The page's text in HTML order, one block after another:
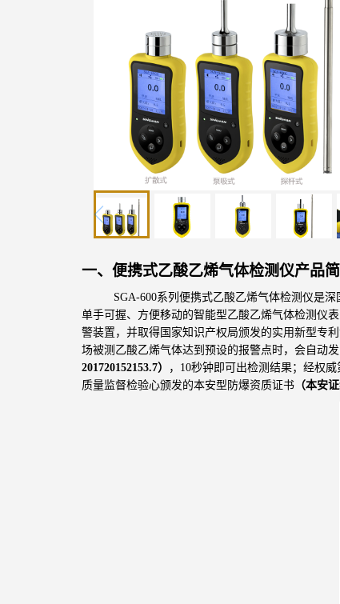
一、便携式乙酸乙烯气体检测仪产品
SGA-600系列便携式乙酸乙烯气体检测仪是深
单手可握、方便移动的智能型乙酸乙烯气体检测仪
警装置，并取得国家知识产权局颁发的实用新型专
场被测乙酸乙烯气体达到预设的报警点时，会自动
201720152153.7）
，10秒钟即可出检测结果；经权
质量监督检验心颁发的本安型防爆资质证书 （本安